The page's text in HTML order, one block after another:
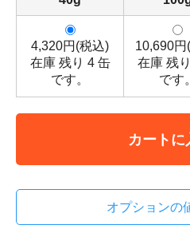
4,320円(税込)
在庫 残り 4 缶
です。
10,690円
在庫 残
です。
カートに
オプションの